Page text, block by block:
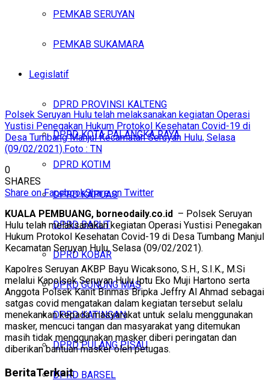
PEMKAB SERUYAN
PEMKAB SUKAMARA
Legislatif
DPRD PROVINSI KALTENG
DPRD KOTA PALANGKA RAYA
DPRD KOTIM
DPRD KAPUAS
DPRD BARUT
DPRD KOBAR
DPRD GUNUNG MAS
DPRD KATINGAN
DPRD PULANG PISAU
DPRD BARSEL
Polsek Seruyan Hulu telah melaksanakan kegiatan Operasi
Yustisi Penegakan Hukum Protokol Kesehatan Covid-19 di
Desa Tumbang Manjul Kecamatan Seruyan Hulu, Selasa
(09/02/2021).Foto : TN
0
SHARES
Share on FacebookShare on Twitter
KUALA PEMBUANG, borneodaily.co.id – Polsek Seruyan
Hulu telah melaksanakan kegiatan Operasi Yustisi Penegakan
Hukum Protokol Kesehatan Covid-19 di Desa Tumbang Manjul
Kecamatan Seruyan Hulu, Selasa (09/02/2021).
Kapolres Seruyan AKBP Bayu Wicaksono, S.H., S.I.K., M.Si
melalui Kapolsek Seruyan Hulu Iptu Eko Muji Hartono serta
Anggota Polsek Kanit Binmas Bripka Jeffry Al Ahmad sebagai
satgas covid mengatakan dalam kegiatan tersebut selalu
menekankan kepada masyarakat untuk selalu menggunakan
masker, mencuci tangan dan masyarakat yang ditemukan
masih tidak menggunakan masker diberi peringatan dan
diberikan bantuan masker oleh petugas.
BeritaTerkait